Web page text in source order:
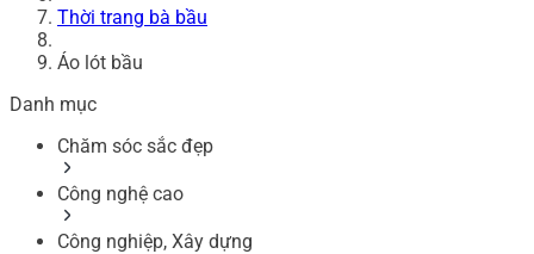
Thời trang bà bầu
Áo lót bầu
Danh mục
Chăm sóc sắc đẹp
Công nghệ cao
Công nghiệp, Xây dựng